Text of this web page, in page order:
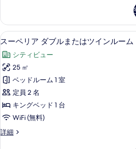
写
真
を
表
示
す
る
ュ
ー
の
す
べ
て
の
写
を
ィ
ビ
ュ
ー
の
詳
細
ル
ー
ム
コ
ー
ト
ヤ
ー
ド
ビ
ス
ト
リ
ル
ル
ー
ム
コ
ー
ト
ヤ
ド
ス
ー
ペ
リ
ア
ダ
ブ
ル
ま
スーペ
8
スーペリア ダブルまたはツインルーム
シティビュー
25 ㎡
ベッドルーム 1 室
定員 2 名
キングベッド 1 台
WiFi (無料)
詳細
ス